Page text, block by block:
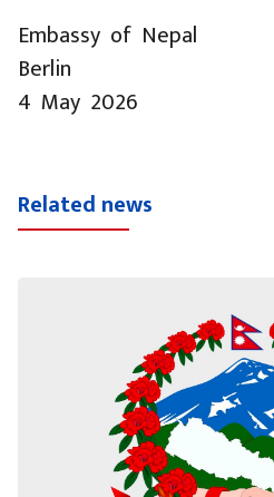
Embassy of Nepal
Berlin
4 May 2026
Related news